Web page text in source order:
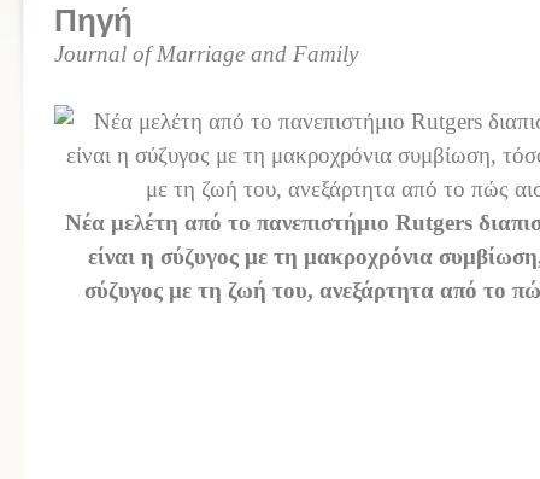
Πηγή
Journal of Marriage and Family
Νέα μελέτη από το πανεπιστήμιο Rutgers
είναι η σύζυγος με τη μακροχρόνια
σύζυγος με τη ζωή του, ανεξάρτητα από το